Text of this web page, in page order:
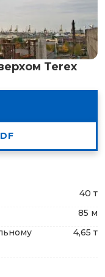
Terex
40 т
85 м
4,65 т